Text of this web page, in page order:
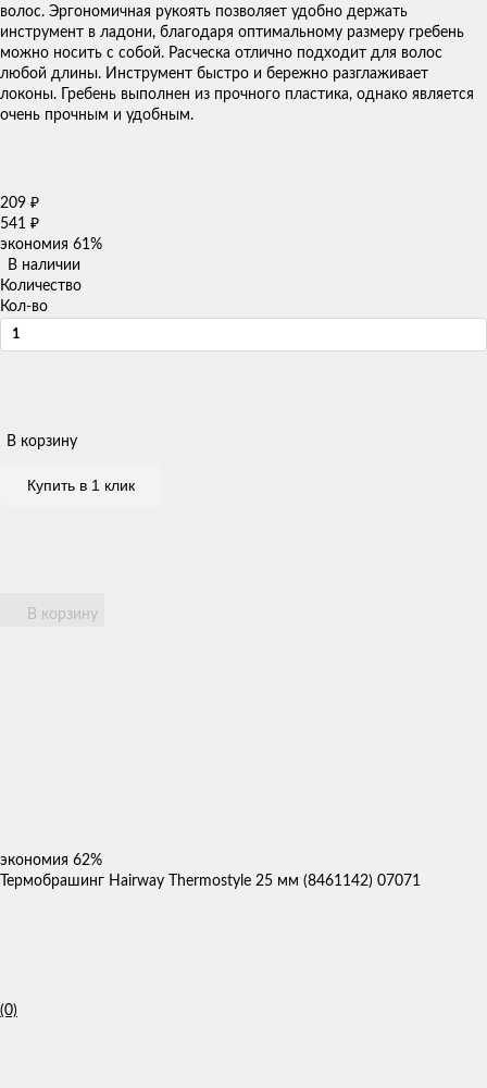
волос. Эргономичная рукоять позволяет удобно держать
инструмент в ладони, благодаря оптимальному размеру гребень
можно носить с собой. Расческа отлично подходит для волос
любой длины. Инструмент быстро и бережно разглаживает
локоны. Гребень выполнен из прочного пластика, однако является
очень прочным и удобным.
209 ₽
541 ₽
экономия 61%
В наличии
Количество
Кол-во
В корзину
Купить в 1 клик
В корзину
экономия 62%
Термобрашинг Hairway Thermostyle 25 мм (8461142) 07071
(0)